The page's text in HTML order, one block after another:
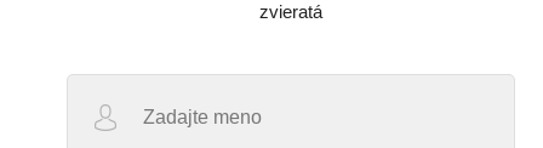
zvieratá